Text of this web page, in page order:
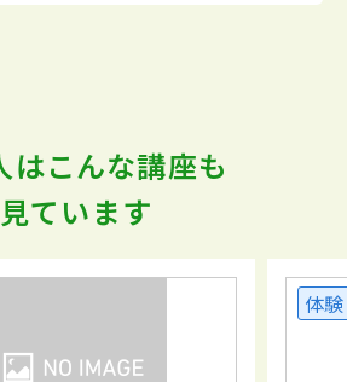
はこんな講座も
見ています